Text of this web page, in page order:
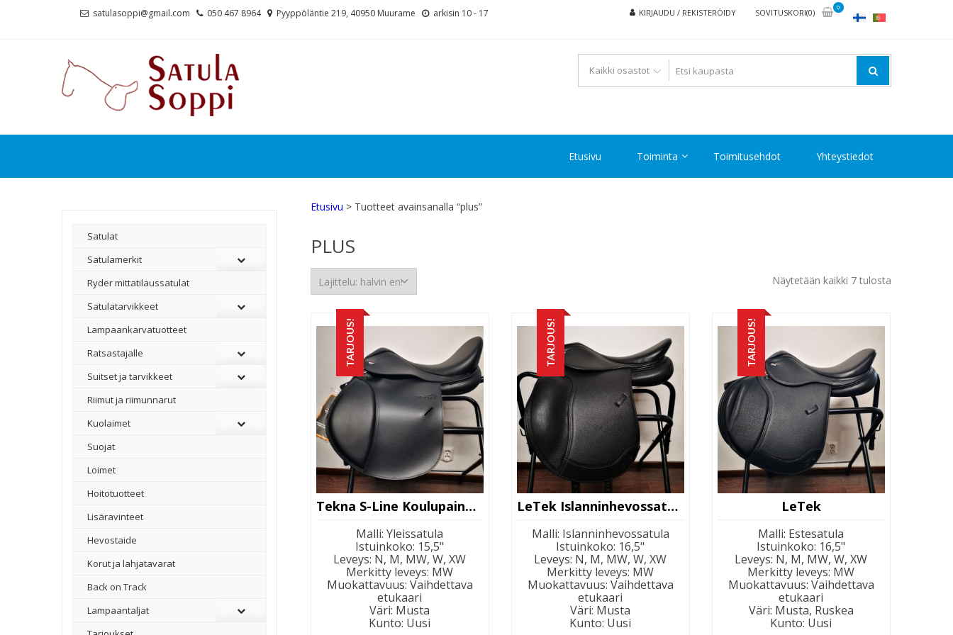
satulasoppi@gmail.com 050 467 8964 Pyyppöläntie 219, 40950 Muurame arkisin 10 - 17 KIRJAUDU / REKISTERÖIDY SOVITUSKORI(0)
0
Etusivu Toiminta Toimitusehdot Yhteystiedot
Etusivu > Tuotteet avainsanalla “plus”
PLUS
Näytetään kaikki 7 tulosta
TARJOUS!
Tekna S-Line Koulupainotteinen Yleissatula
Malli:Yleissatula
Istuinkoko: 15,5"
Leveys: N, M, MW, W, XW
Merkitty leveys: MW
Muokattavuus: Vaihdettava
etukaari
Väri: Musta
Kunto: Uusi
TARJOUS!
LeTek Islanninhevossatula
Malli: Islanninhevossatula
Istuinkoko: 16,5"
Leveys: N, M, MW, W, XW
Merkitty leveys: MW
Muokattavuus: Vaihdettava
etukaari
Väri: Musta
Kunto: Uusi
TARJOUS!
LeTek
Malli: Estesatula
Istuinkoko: 16,5"
Leveys: N, M, MW, W, XW
Merkitty leveys: MW
Muokattavuus: Vaihdettava
etukaari
Väri: Musta, Ruskea
Kunto: Uusi
Satulat
Satulamerkit
Ryder mittatilaussatulat
Satulatarvikkeet
–
Lampaankarvatuotteet
Ratsastajalle
Suitset ja tarvikkeet
Riimut ja riimunnarut
Kuolaimet
Suojat
Loimet
Hoitotuotteet
Lisäravinteet
Hevostaide
Korut ja lahjatavarat
Back on Track
Lampaantaljat